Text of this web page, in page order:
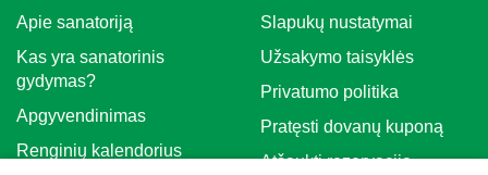
Apie sanatoriją
Kas yra sanatorinis
gydymas?
Apgyvendinimas
Renginių kalendorius
Slapukų nustatymai
Užsakymo taisyklės
Privatumo politika
Pratęsti dovanų kuponą
Atšaukti rezervaciją